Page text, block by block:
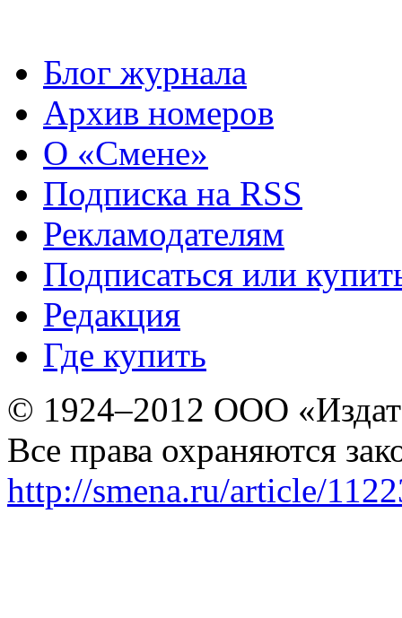
Блог журнала
Архив номеров
О «Смене»
Подписка на RSS
Рекламодателям
Подписаться или
Редакция
Где купить
© 1924–2012 ООО
Все права охраняются
http://smena.ru/article/